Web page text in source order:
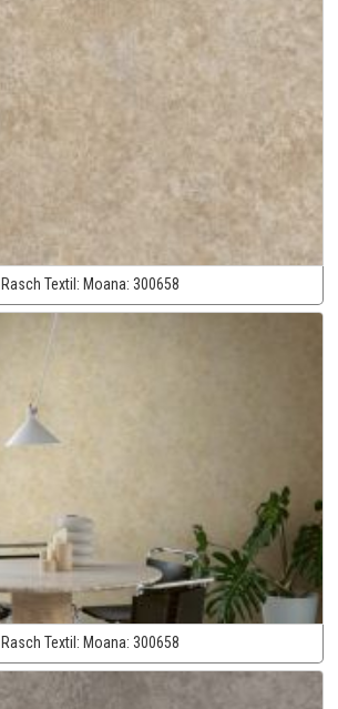
Rasch Textil: Moana: 300658
Rasch Textil: Moana: 300658